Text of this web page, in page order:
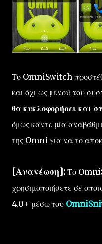
Το OmniSwitch
και όχι ως μενού του
θα κυκλοφορήσει και
όμως κάντε μία
της Omni για να το
[Ανανέωση]: Το
χρησιμοποιήσετε σε
4.0+ μέσω του